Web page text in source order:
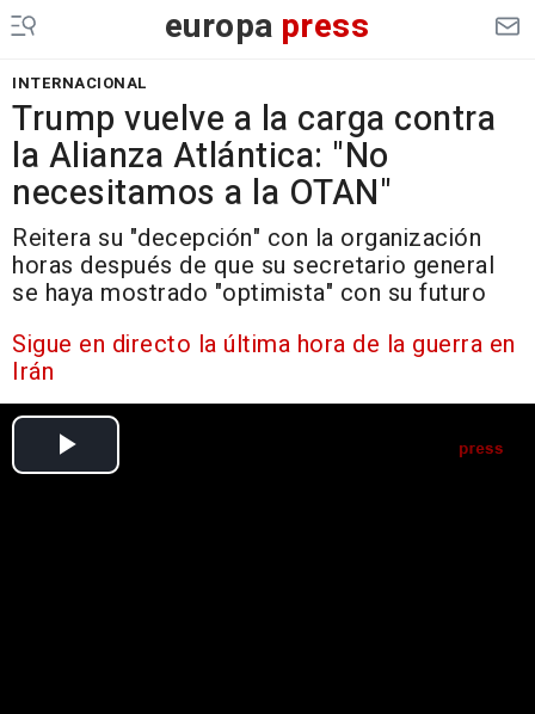
europa press
INTERNACIONAL
Trump vuelve a la carga contra
la Alianza Atlántica: "No
necesitamos a la OTAN"
Reitera su "decepción" con la organización
horas después de que su secretario general
se haya mostrado "optimista" con su futuro
Sigue en directo la última hora de la guerra en
Irán